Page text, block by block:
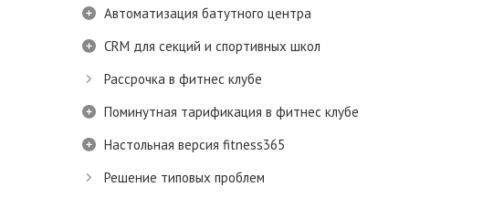
Автоматизация батутного центра
CRM для секций и спортивных школ
Рассрочка в фитнес клубе
Поминутная тарификация в фитнес клубе
Настольная версия fitness365
Решение типовых проблем